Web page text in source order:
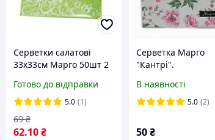
Серветки салатові
33х33см Марго 50шт 2
Готово до відправки
5.0 (1)
62.10₴
69 ₴
Серветка Марго
"Кантрі".
В наявності
5.0 (2)
50₴